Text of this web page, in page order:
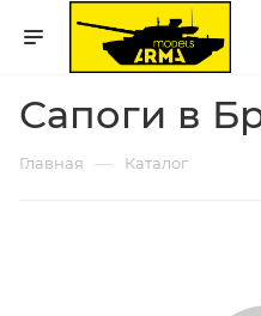
Сапоги в
Главная — Каталог